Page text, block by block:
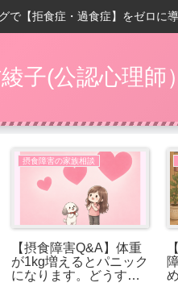
【拒食症・過食症】をゼロに
子(公認心理
摂食障害の家族相談
【摂食障害Q&A】体重
が1kg増えるとパニック
になります。どうすれ